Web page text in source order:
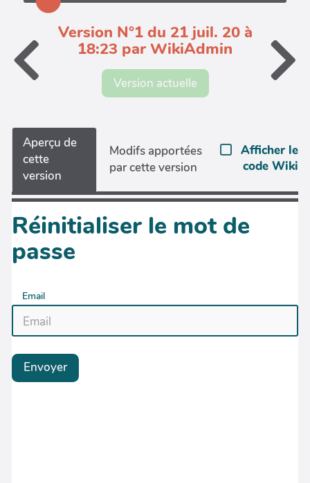
Version N°1 du 21 juil. 20 à
18:23 par WikiAdmin
Version actuelle
Aperçu de
cette
version
Modifs apportées
par cette version
Afficher le
code Wiki